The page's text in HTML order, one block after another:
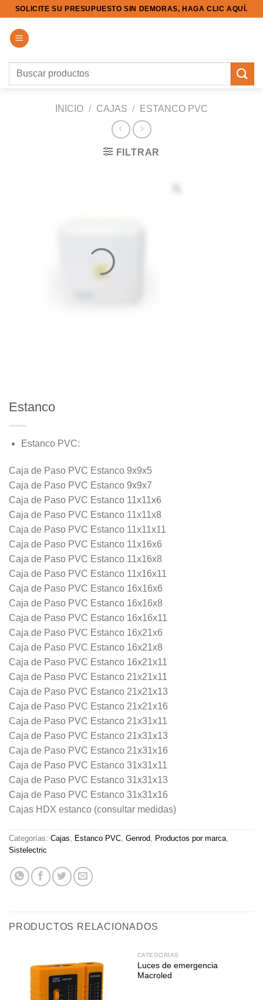
Saltar
contenido
SOLICITE SU PRESUPUESTO SIN DEMORAS, HAGA CLIC AQUÍ.
Buscar
INICIO / CAJAS / ESTANCO PVC
FILTRAR
Estanco
Estanco PVC:
Caja de Paso PVC Estanco 9x9x5
Caja de Paso PVC Estanco 9x9x7
Caja de Paso PVC Estanco 11x11x6
Caja de Paso PVC Estanco 11x11x8
Caja de Paso PVC Estanco 11x11x11
Caja de Paso PVC Estanco 11x16x6
Caja de Paso PVC Estanco 11x16x8
Caja de Paso PVC Estanco 11x16x11
Caja de Paso PVC Estanco 16x16x6
Caja de Paso PVC Estanco 16x16x8
Caja de Paso PVC Estanco 16x16x11
Caja de Paso PVC Estanco 16x21x6
Caja de Paso PVC Estanco 16x21x8
Caja de Paso PVC Estanco 16x21x11
Caja de Paso PVC Estanco 21x21x11
Caja de Paso PVC Estanco 21x21x13
Caja de Paso PVC Estanco 21x21x16
Caja de Paso PVC Estanco 21x31x11
Caja de Paso PVC Estanco 21x31x13
Caja de Paso PVC Estanco 21x31x16
Caja de Paso PVC Estanco 31x31x11
Caja de Paso PVC Estanco 31x31x13
Caja de Paso PVC Estanco 31x31x16
Cajas HDX estanco (consultar medidas)
Categorías: Cajas Estanco PVC Genrod Productos por marca
Sistelectric
PRODUCTOS RELACIONADOS
CATEGORÍAS
Luces de emergencia
Macroled